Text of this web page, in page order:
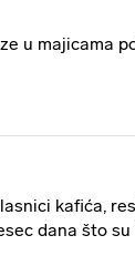
u majicama
kafića,
dana što